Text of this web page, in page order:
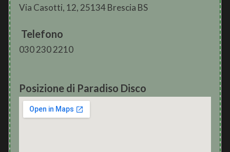
Via Casotti, 12, 25134 Brescia BS
Telefono
030 230 2210
Posizione di Paradiso Disco